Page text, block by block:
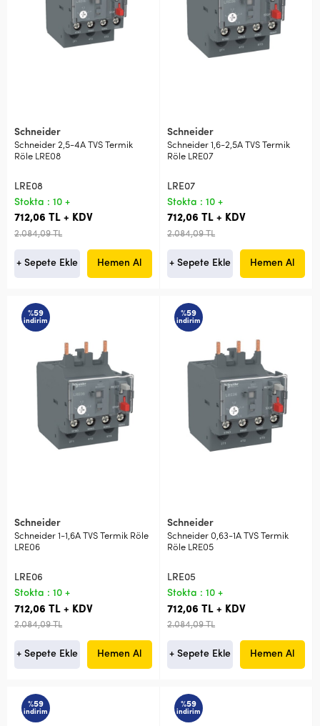
Schneider
Schneider 2,5-4A TVS Termik
Röle LRE08
LRE08
Stokta : 10 +
712,06 TL + KDV
2.084,09 TL
+ Sepete Ekle Hemen Al
Schneider
Schneider 1,6-2,5A TVS Termik
Röle LRE07
LRE07
Stokta : 10 +
712,06 TL + KDV
2.084,09 TL
+ Sepete Ekle Hemen Al
%59
indirim
Schneider
Schneider 1-1,6A TVS Termik Röle
LRE06
LRE06
Stokta : 10 +
712,06 TL + KDV
2.084,09 TL
+ Sepete Ekle Hemen Al
%59
indirim
Schneider
Schneider 0,63-1A TVS Termik
Röle LRE05
LRE05
Stokta : 10 +
712,06 TL + KDV
2.084,09 TL
+ Sepete Ekle Hemen Al
%59
indirim
%59
indirim